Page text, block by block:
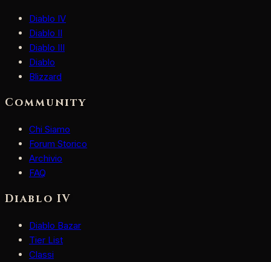
Diablo IV
Diablo II
Diablo III
Diablo
Blizzard
Community
Chi Siamo
Forum Storico
Archivio
FAQ
Diablo IV
Diablo Bazar
Tier List
Classi